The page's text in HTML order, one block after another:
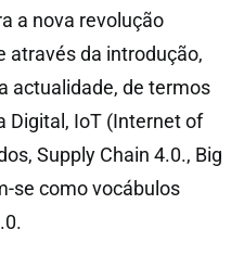
a nova revolução
através da introdução,
actualidade, de termos
Digital, IoT (Internet of
Supply Chain 4.0., Big
se como vocábulos